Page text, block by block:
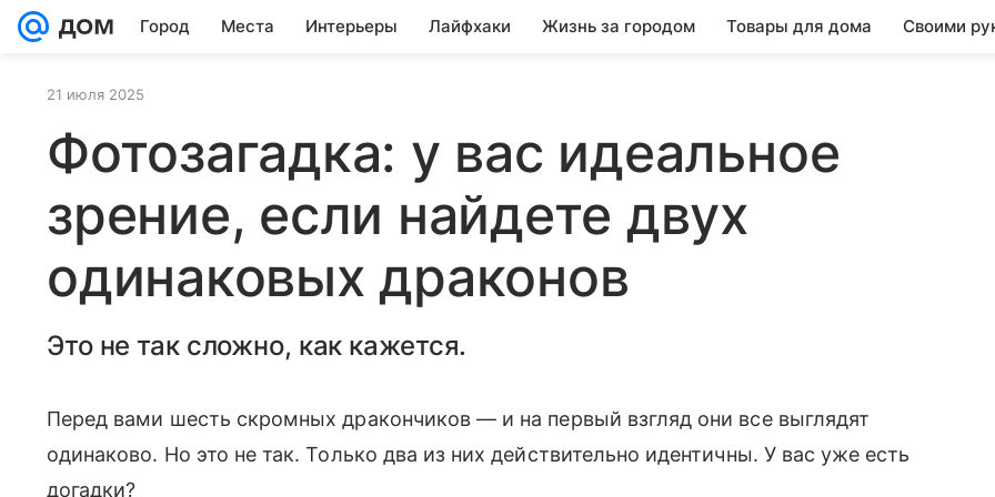
Город Места Интерьеры Лайфхаки Жизнь за городом Товары для дома Своими
21 июля 2025
Фотозагадка: у вас идеальное
зрение, если найдете двух
одинаковых драконов
Это не так сложно, как кажется.
Перед вами шесть скромных дракончиков — и на первый взгляд они все выглядят
одинаково. Но это не так. Только два из них действительно идентичны. У вас уже есть
догадки?